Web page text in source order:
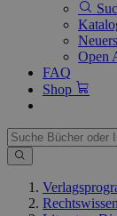
Open
FAQ
Shop